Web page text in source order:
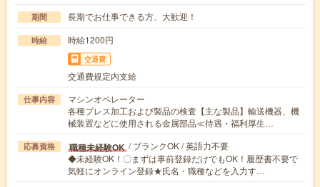
期間 長期でお仕事できる方、大歓迎！
時給 時給1200円
交通費
交通費規定内支給
仕事内容
マシンオペレーター
各種プレス加工および製品の検査【主な製品】輸送機器、機
械装置などに使用される金属部品≪待遇・福利厚生…
応募資格 職種未経験OK / ブランクOK / 英語力不要
◆未経験OK！〇まずは事前登録だけでもOK！履歴書不要で
気軽にオンライン登録★氏名・職種などを入力す…